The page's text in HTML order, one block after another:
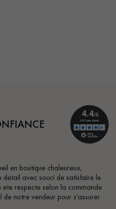
chaleureux,
avec souci de satisfaire le
selon la commande
vendeur pour s'assurer